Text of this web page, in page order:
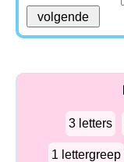
3 letters
1 lettergreep